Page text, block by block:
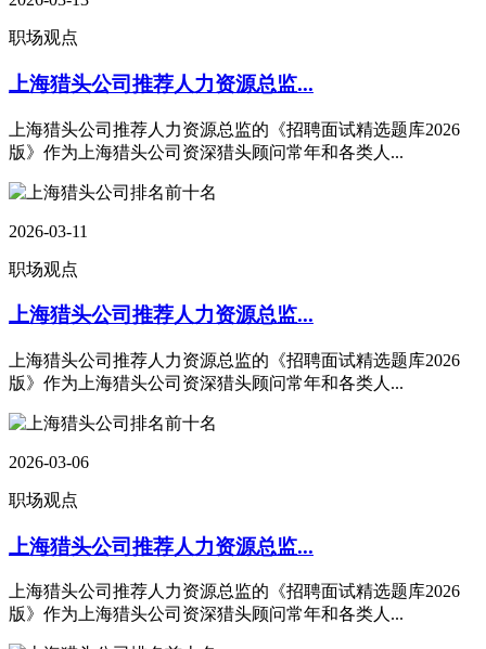
职场观点
上海猎头公司推荐人力资源总监...
上海猎头公司推荐人力资源总监的《招聘面试精选题库2026
版》作为上海猎头公司资深猎头顾问常年和各类人...
2026-03-11
职场观点
上海猎头公司推荐人力资源总监...
上海猎头公司推荐人力资源总监的《招聘面试精选题库2026
版》作为上海猎头公司资深猎头顾问常年和各类人...
2026-03-06
职场观点
上海猎头公司推荐人力资源总监...
上海猎头公司推荐人力资源总监的《招聘面试精选题库2026
版》作为上海猎头公司资深猎头顾问常年和各类人...